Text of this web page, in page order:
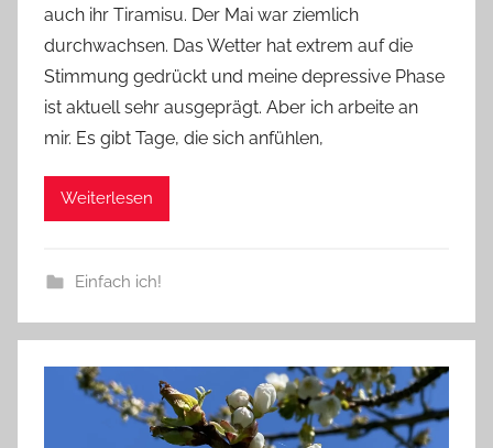
e
auch ihr Tiramisu. Der Mai war ziemlich
durchwachsen. Das Wetter hat extrem auf die
Stimmung gedrückt und meine depressive Phase
ist aktuell sehr ausgeprägt. Aber ich arbeite an
mir. Es gibt Tage, die sich anfühlen,
Weiterlesen
Einfach ich!